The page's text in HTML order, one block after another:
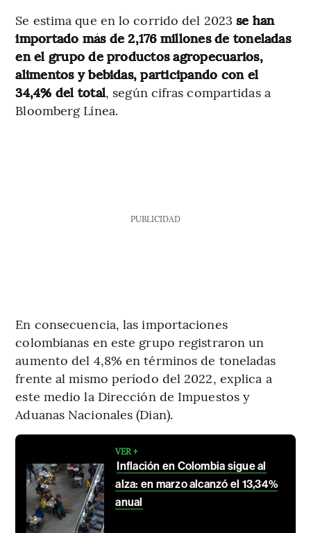
Se estima que en lo corrido del 2023 se han
importado más de 2,176 millones de toneladas
en el grupo de productos agropecuarios,
alimentos y bebidas, participando con el
34,4% del total, según cifras compartidas a
Bloomberg Línea.
PUBLICIDAD
En consecuencia, las importaciones
colombianas en este grupo registraron un
aumento del 4,8% en términos de toneladas
frente al mismo período del 2022, explica a
este medio la Dirección de Impuestos y
Aduanas Nacionales (Dian).
VER +
Inflación en Colombia sigue al
alza: en marzo alcanzó el 13,34%
anual